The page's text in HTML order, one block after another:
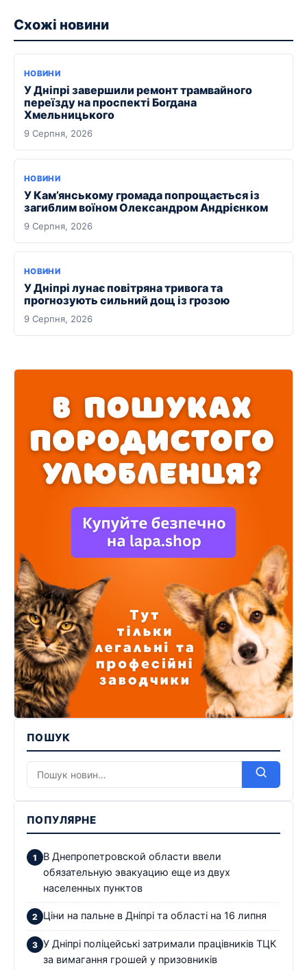
Схожі новини
НОВИНИ
У Дніпрі завершили ремонт трамвайного
переїзду на проспекті Богдана
Хмельницького
9 Серпня, 2026
НОВИНИ
У Кам’янському громада попрощається із
загиблим воїном Олександром Андрієнком
9 Серпня, 2026
НОВИНИ
У Дніпрі лунає повітряна тривога та
прогнозують сильний дощ із грозою
9 Серпня, 2026
ПОШУК
ПОПУЛЯРНЕ
В Днепропетровской области ввели
обязательную эвакуацию еще из двух
населенных пунктов
Ціни на пальне в Дніпрі та області на 16 липня
У Дніпрі поліцейські затримали працівників ТЦК
за вимагання грошей у призовників